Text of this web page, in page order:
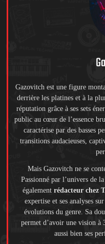
Gazovitch est une figure
derrière les platines et à la
réputation grâce à ses sets
public au cœur de l’essence
caractérise par des basses
transitions audacieuses,
Mais Gazovitch ne se
Passionné par l’univers de
également rédacteur chez
expertise et ses analyses
évolutions du genre. Sa
permet d’avoir une vision à
aussi bien ses